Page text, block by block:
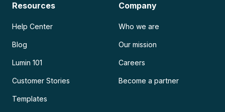
Resources
Help Center
Blog
Lumin 101
Customer Stories
Templates
Company
Who we are
Our mission
Careers
Become a partner